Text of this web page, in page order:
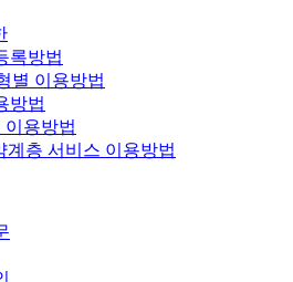
록방법
별 이용방법
방법
용방법
계층 서비스 이용방법